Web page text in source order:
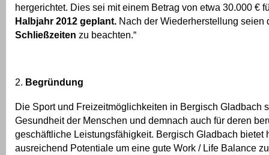
hergerichtet. Dies sei mit einem Betrag von etwa 30.000 €
Halbjahr 2012 geplant. Nach der Wiederherstellung seien
Schließzeiten zu beachten.“
Begründung
Die Sport und Freizeitmöglichkeiten in Bergisch Gladbach
Gesundheit der Menschen und demnach auch für deren
geschäftliche Leistungsfähigkeit. Bergisch Gladbach bietet
ausreichend Potentiale um eine gute Work / Life Balance